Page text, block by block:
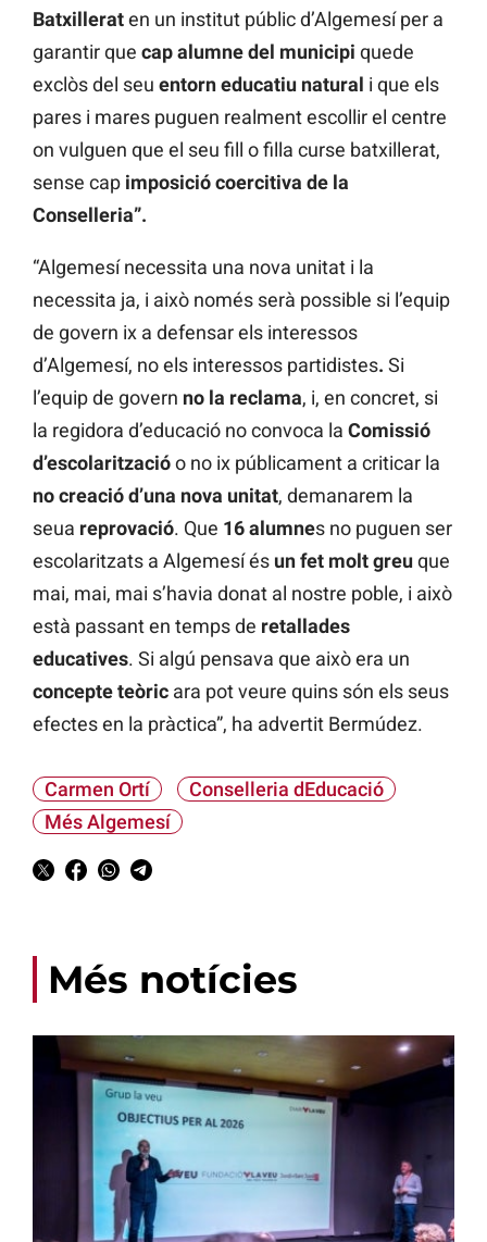
Batxilleraten un institut públic d’Algemesí per a
garantir que cap alumne del municipi quede
exclòs del seu entorn educatiu natural i que els
pares i mares puguen realment escollir el centre
on vulguen que el seu fill o filla curse batxillerat,
sense cap imposició coercitiva de la
Conselleria”.
“Algemesí necessita una nova unitat i la
necessita ja, i això només serà possible si l’equip
de govern ix a defensar els interessos
d’Algemesí, no els interessos partidistes. Si
l’equip de govern no la reclama, i, en concret, si
la regidora d’educació no convoca la Comissió
d’escolaritzacióo no ix públicament a criticar la
no creació d’una nova unitat, demanarem la
seua reprovació. Que 16 alumnes no puguen ser
escolaritzats a Algemesí és un fet molt greuque
mai, mai, mai s’havia donat al nostre poble, i això
està passant en temps de retallades
educatives. Si algú pensava que això era un
concepte teòric ara pot veure quins són els seus
efectes en la pràctica”, ha advertit Bermúdez.
Carmen Ortí
Conselleria dEducació
Més Algemesí
Més notícies